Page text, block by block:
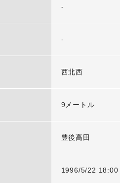
-
-
西北西
9メートル
豊後高田
1996/5/22 18:00